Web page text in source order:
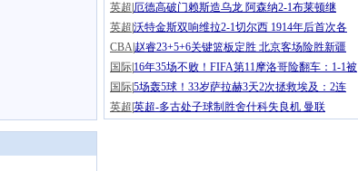
英超 厄德高破门赖斯造乌龙 阿森纳2-1布莱顿继
英超 沃特金斯双响维拉2-1切尔西 1914年后首次各
CBA 赵睿23+5+6关键篮板定胜 北京客场险胜新疆
国际 16年35场不败！FIFA第11摩洛哥险翻车：1-1被
国际5场轰5球！33岁萨拉赫3天2次拯救埃及：2连
英超 英超-多古处子球制胜舍什科失良机 曼联